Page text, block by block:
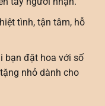
tình, tận tâm, hỗ
bạn đặt hoa với số
nhỏ dành cho